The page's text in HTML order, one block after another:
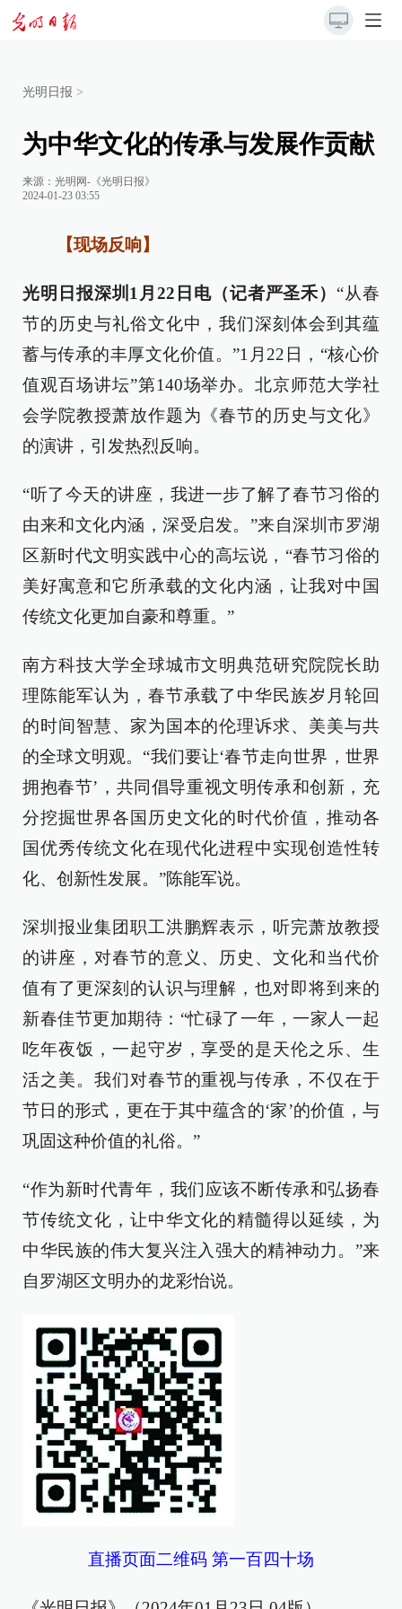
光明日报 >
为中华文化的传承与发展作贡献
来源： 光明网-《光明日报》
2024-01-23 03:55
【现场反响】
光明日报深圳1月22日电（记者严圣禾） “从春
节的历史与礼俗文化中，我们深刻体会到其蕴
蓄与传承的丰厚文化价值。”1月22日，“核心价
值观百场讲坛”第140场举办。北京师范大学社
会学院教授萧放作题为《春节的历史与文化》
的演讲，引发热烈反响。
“听了今天的讲座，我进一步了解了春节习俗的
由来和文化内涵，深受启发。”来自深圳市罗湖
区新时代文明实践中心的高坛说，“春节习俗的
美好寓意和它所承载的文化内涵，让我对中国
传统文化更加自豪和尊重。”
南方科技大学全球城市文明典范研究院院长助
理陈能军认为，春节承载了中华民族岁月轮回
的时间智慧、家为国本的伦理诉求、美美与共
的全球文明观。“我们要让‘春节走向世界，世界
拥抱春节’，共同倡导重视文明传承和创新，充
分挖掘世界各国历史文化的时代价值，推动各
国优秀传统文化在现代化进程中实现创造性转
化、创新性发展。”陈能军说。
深圳报业集团职工洪鹏辉表示，听完萧放教授
的讲座，对春节的意义、历史、文化和当代价
值有了更深刻的认识与理解，也对即将到来的
新春佳节更加期待：“忙碌了一年，一家人一起
吃年夜饭，一起守岁，享受的是天伦之乐、生
活之美。我们对春节的重视与传承，不仅在于
节日的形式，更在于其中蕴含的‘家’的价值，与
巩固这种价值的礼俗。”
“作为新时代青年，我们应该不断传承和弘扬春
节传统文化，让中华文化的精髓得以延续，为
中华民族的伟大复兴注入强大的精神动力。”来
自罗湖区文明办的龙彩怡说。
直播页面二维码 第一百四十场